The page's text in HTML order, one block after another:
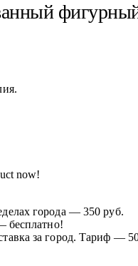
now!
города — 350 руб.
бесплатно!
за город. Тариф —